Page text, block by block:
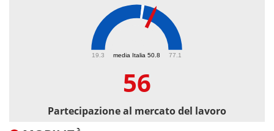
media Italia 50.8
19.3 77.1
56
Partecipazione al mercato del lavoro